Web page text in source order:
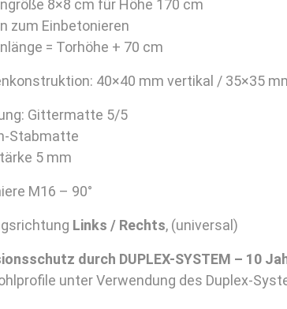
8×8 cm für Höhe 170 cm
zum Einbetonieren
= Torhöhe + 70 cm
40×40 mm vertikal / 35×35
Gittermatte 5/5
Stabmatte
5 mm
M16 – 90°
Links / Rechts, (universal)
durch DUPLEX-SYSTEM – 10
unter Verwendung des Duplex-